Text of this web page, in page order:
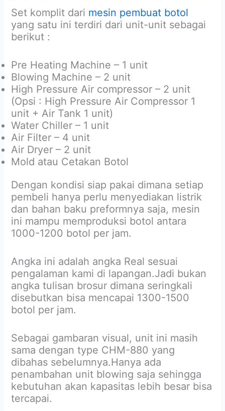
Set komplit dari mesin pembuat botol
yang satu ini terdiri dari unit-unit sebagai
berikut :
Pre Heating Machine – 1 unit
Blowing Machine – 2 unit
High Pressure Air compressor – 2 unit
(Opsi : High Pressure Air Compressor 1
unit + Air Tank 1 unit)
Water Chiller – 1 unit
Air Filter – 4 unit
Air Dryer – 2 unit
Mold atau Cetakan Botol
Dengan kondisi siap pakai dimana setiap
pembeli hanya perlu menyediakan listrik
dan bahan baku preformnya saja, mesin
ini mampu memproduksi botol antara
1000-1200 botol per jam.
Angka ini adalah angka Real sesuai
pengalaman kami di lapangan.Jadi bukan
angka tulisan brosur dimana seringkali
disebutkan bisa mencapai 1300-1500
botol per jam.
Sebagai gambaran visual, unit ini masih
sama dengan type CHM-880 yang
dibahas sebelumnya.Hanya ada
penambahan unit blowing saja sehingga
kebutuhan akan kapasitas lebih besar bisa
tercapai.